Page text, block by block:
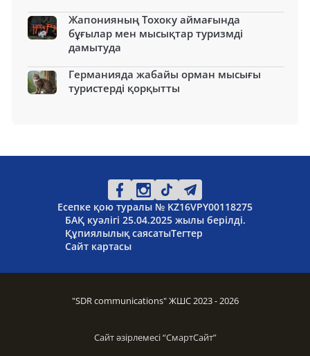
Жапонияның Тохоку аймағында
бұғылар мен мысықтар туризмді
дамытуда
Германияда жабайы орман мысығы
туристерді қорқытты
Есепке қою туралы № KZ16VPY00118275
БАҚ куәлігі 25.04.2025 жылы берілді.
Құпиялылық саясатыТегтер
Сайт картасы
"SDR communications" ЖШС 2023 - 2026
Сайт әзірлемесі “СмартСайт”